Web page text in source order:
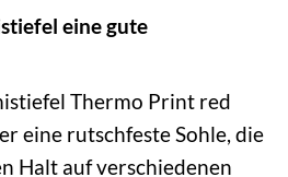
eine gute
Thermo Print red
eine rutschfeste Sohle, die
Halt auf verschiedenen